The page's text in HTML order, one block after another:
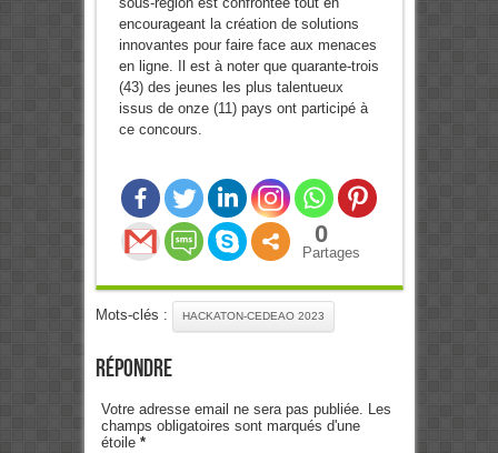
encourageant la création de solutions
innovantes pour faire face aux menaces
en ligne. Il est à noter que quarante-trois
(43) des jeunes les plus talentueux
issus de onze (11) pays ont participé à
ce concours.
0
Partages
Mots-clés : HACKATON-CEDEAO 2023
Répondre
Votre adresse email ne sera pas publiée. Les
champs obligatoires sont marqués d'une
étoile *